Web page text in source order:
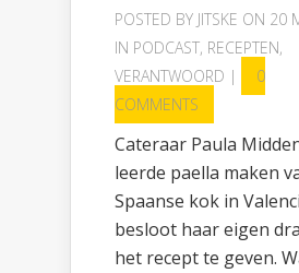
POSTED BY JITSKE ON 20
IN PODCAST, RECEPTEN,
VERANTWOORD |
0
COMMENTS
Cateraar Paula
leerde paella maken
Spaanse kok in
besloot haar eigen
het recept te geven.